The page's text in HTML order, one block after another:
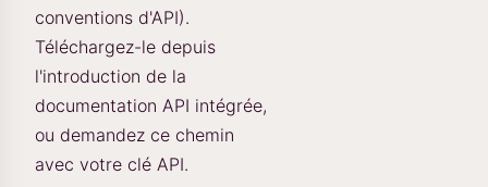
conventions d'API).
Téléchargez-le depuis
l'introduction de la
documentation API intégrée,
ou demandez ce chemin
avec votre clé API.